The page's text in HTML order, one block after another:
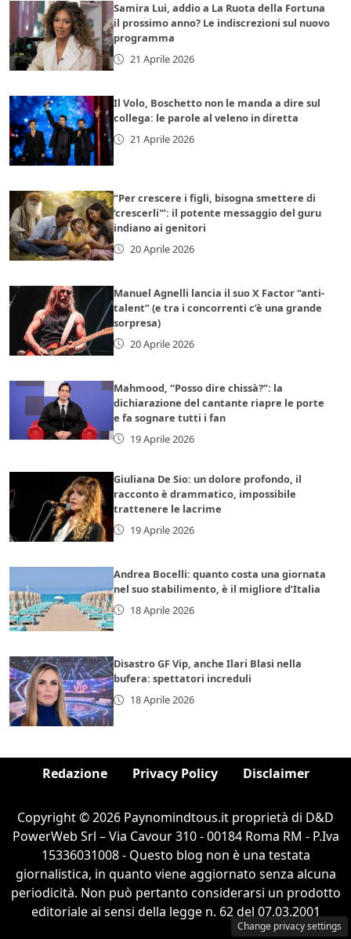
Samira Lui, addio a La Ruota della Fortuna
il prossimo anno? Le indiscrezioni sul nuovo
programma
21 Aprile 2026
Il Volo, Boschetto non le manda a dire sul
collega: le parole al veleno in diretta
21 Aprile 2026
“Per crescere i figli, bisogna smettere di
‘crescerli'”: il potente messaggio del guru
indiano ai genitori
20 Aprile 2026
Manuel Agnelli lancia il suo X Factor “anti-
talent” (e tra i concorrenti c’è una grande
sorpresa)
20 Aprile 2026
Mahmood, “Posso dire chissà?”: la
dichiarazione del cantante riapre le porte
e fa sognare tutti i fan
19 Aprile 2026
Giuliana De Sio: un dolore profondo, il
racconto è drammatico, impossibile
trattenere le lacrime
19 Aprile 2026
Andrea Bocelli: quanto costa una giornata
nel suo stabilimento, è il migliore d’Italia
18 Aprile 2026
Disastro GF Vip, anche Ilari Blasi nella
bufera: spettatori increduli
18 Aprile 2026
Redazione Privacy Policy Disclaimer
Copyright © 2026 Paynomindtous.it proprietà di D&D
PowerWeb Srl – Via Cavour 310 - 00184 Roma RM - P.Iva
15336031008 - Questo blog non è una testata
giornalistica, in quanto viene aggiornato senza alcuna
periodicità. Non può pertanto considerarsi un prodotto
editoriale ai sensi della legge n. 62 del 07.03.2001
Change privacy settings